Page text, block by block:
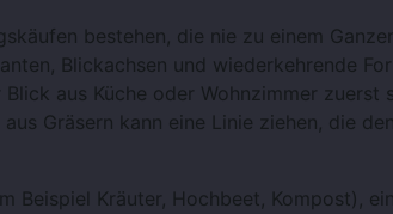
bestehen, die nie zu einem
Blickachsen und wiederkehrende
aus Küche oder Wohnzimmer zuerst
Gräsern kann eine Linie ziehen, die
Beispiel Kräuter, Hochbeet, Kompost),